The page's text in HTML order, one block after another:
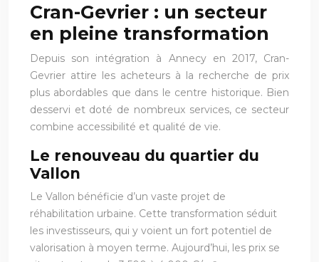
Cran-Gevrier : un secteur
en pleine transformation
Depuis son intégration à Annecy en 2017, Cran-
Gevrier attire les acheteurs à la recherche de prix
plus abordables que dans le centre historique. Bien
desservi et doté de nombreux services, ce secteur
combine accessibilité et qualité de vie.
Le renouveau du quartier du
Vallon
Le Vallon bénéficie d’un vaste projet de
réhabilitation urbaine. Cette transformation séduit
les investisseurs, qui y voient un fort potentiel de
valorisation à moyen terme. Aujourd’hui, les prix se